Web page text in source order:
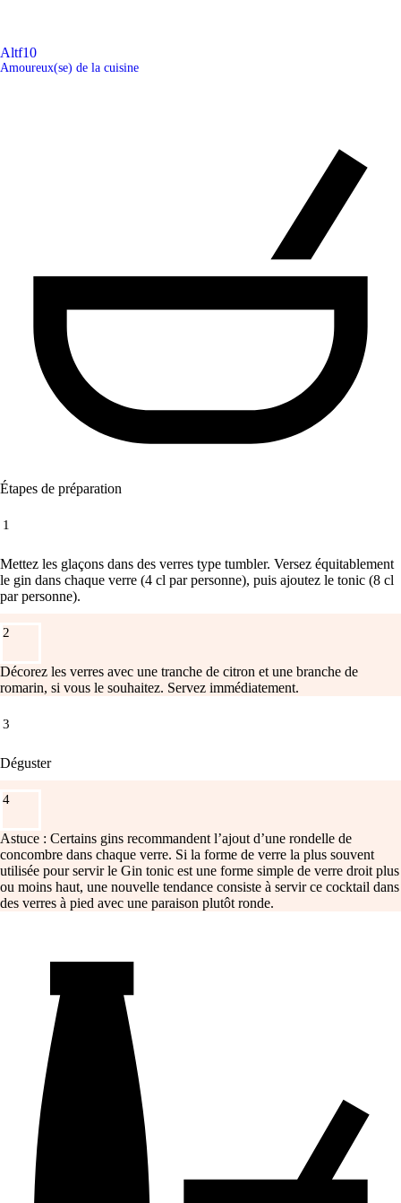
Altf10
Amoureux(se) de la cuisine
Étapes de préparation
1
Mettez les glaçons dans des verres type tumbler. Versez équitablement
le gin dans chaque verre (4 cl par personne), puis ajoutez le tonic (8 cl
par personne).
2
Décorez les verres avec une tranche de citron et une branche de
romarin, si vous le souhaitez. Servez immédiatement.
3
Déguster
4
Astuce : Certains gins recommandent l’ajout d’une rondelle de
concombre dans chaque verre. Si la forme de verre la plus souvent
utilisée pour servir le Gin tonic est une forme simple de verre droit plus
ou moins haut, une nouvelle tendance consiste à servir ce cocktail dans
des verres à pied avec une paraison plutôt ronde.